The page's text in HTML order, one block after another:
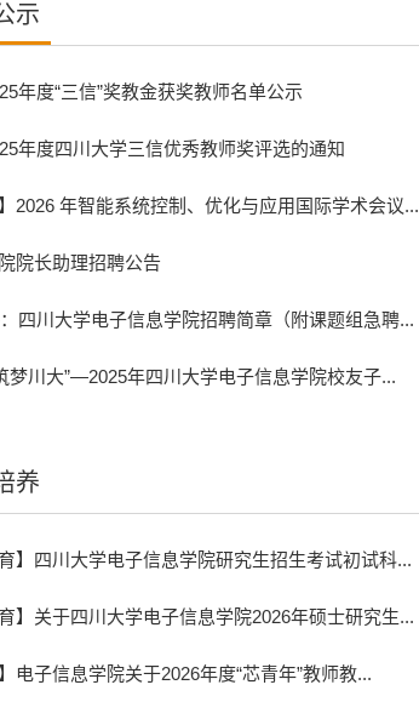
示
年度“三信”奖教金获奖教师名单公示
年度四川大学三信优秀教师奖评选的通知
】2026 年智能系统控制、优化与应用国际学术会议...
院长助理招聘公告
四川大学电子信息学院招聘简章（附课题组急聘...
梦川大”—2025年四川大学电子信息学院校友子...
养
育】四川大学电子信息学院研究生招生考试初试科...
育】关于四川大学电子信息学院2026年硕士研究生...
电子信息学院关于2026年度“芯青年”教师教...